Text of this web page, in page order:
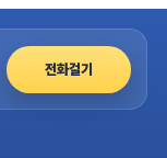
전화걸기